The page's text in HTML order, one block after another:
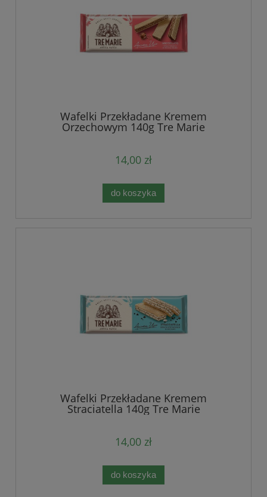
Wafelki Przekładane Kremem
Orzechowym 140g Tre Marie
14,00 zł
do koszyka
Wafelki Przekładane Kremem
Straciatella 140g Tre Marie
14,00 zł
do koszyka